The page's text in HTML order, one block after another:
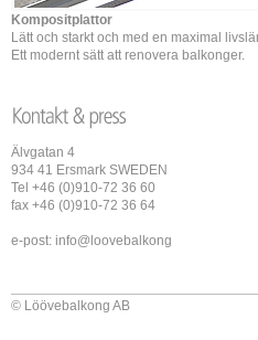
Kompositplattor
Lätt och starkt och med en maximal
Ett modernt sätt att renovera balkonger.
Älvgatan 4
934 41 Ersmark SWEDEN
Tel +46 (0)910-72 36 60
fax +46 (0)910-72 36 64
e-post: info@loovebalkong
© Löövebalkong AB